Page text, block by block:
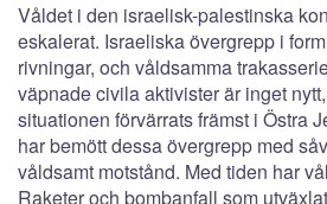
Våldet i den israelisk-palestinska
eskalerat. Israeliska övergrepp i
rivningar, och våldsamma
väpnade civila aktivister är inget
situationen förvärrats främst i Östra
har bemött dessa övergrepp med
våldsamt motstånd. Med tiden har
Raketer och bombanfall som